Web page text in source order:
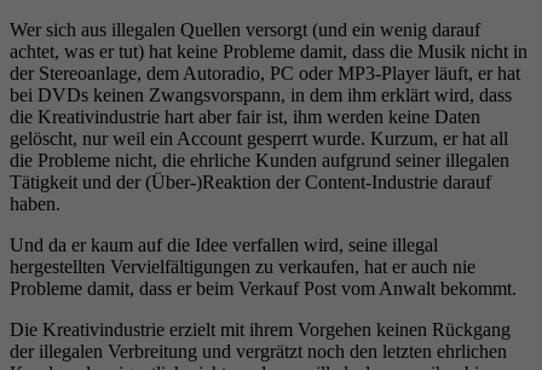
Wer sich aus illegalen Quellen versorgt (und ein wenig darauf
achtet, was er tut) hat keine Probleme damit, dass die Musik nicht in
der Stereoanlage, dem Autoradio, PC oder MP3-Player läuft, er hat
bei DVDs keinen Zwangsvorspann, in dem ihm erklärt wird, dass
die Kreativindustrie hart aber fair ist, ihm werden keine Daten
gelöscht, nur weil ein Account gesperrt wurde. Kurzum, er hat all
die Probleme nicht, die ehrliche Kunden aufgrund seiner illegalen
Tätigkeit und der (Über-)Reaktion der Content-Industrie darauf
haben.
Und da er kaum auf die Idee verfallen wird, seine illegal
hergestellten Vervielfältigungen zu verkaufen, hat er auch nie
Probleme damit, dass er beim Verkauf Post vom Anwalt bekommt.
Die Kreativindustrie erzielt mit ihrem Vorgehen keinen Rückgang
der illegalen Verbreitung und vergrätzt noch den letzten ehrlichen